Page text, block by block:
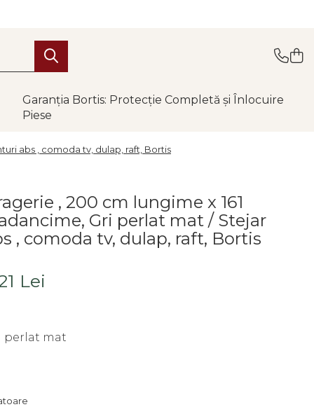
Garanția Bortis: Protecție Completă și Înlocuire
Piese
abs , comoda tv, dulap, raft, Bortis
, 200 cm lungime x 161
Gri perlat mat / Stejar
, comoda tv, dulap, raft, Bortis
Lei
perlat mat